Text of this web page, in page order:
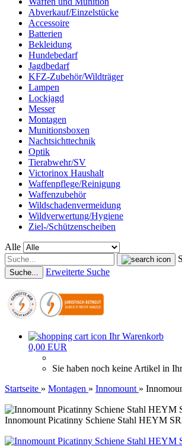
Abverkauf/Einzelstücke
Accessoire
Batterien
Bekleidung
Hundebedarf
Jagdbedarf
KFZ-Zubehör/Wildträger
Lampen
Lockjagd
Messer
Montagen
Munitionsboxen
Nachtsichttechnik
Optik
Tierabwehr/SV
Victorinox Haushalt
Waffenpflege/Reinigung
Waffenzubehör
Wildschadenvermeidung
Wildverwertung/Hygiene
Ziel-/Schützenscheiben
Alle
Suche... Erweiterte Suche
Ihr Warenkorb
0,00 EUR
Sie haben noch keine Artikel in
Startseite » Montagen » Innomount »
Innomount Picatinny Schiene Stahl HEYM